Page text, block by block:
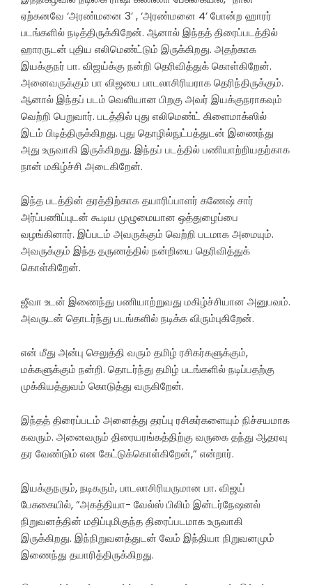
ஏற்கனவே ‘அரண்மனை 3’ , ‘அரண்மனை 4’ போன்ற ஹாரர்
படங்களில் நடித்திருக்கிறேன். ஆனால் இந்தத் திரைப்படத்தில்
ஹாரருடன் புதிய எலிமெண்ட்டும் இருக்கிறது. அதற்காக
இயக்குநர் பா. விஜய்க்கு நன்றி தெரிவித்துக் கொள்கிறேன்.
அனைவருக்கும் பா விஜயை பாடலாசிரியராக தெரிந்திருக்கும்.
ஆனால் இந்தப் படம் வெளியான பிறகு அவர் இயக்குநராகவும்
வெற்றி பெறுவார். படத்தில் புது எலிமெண்ட் கிளைமாக்ஸில்
இடம் பிடித்திருக்கிறது. புது தொழில்நுட்பத்துடன் இணைந்து
அது உருவாகி இருக்கிறது. இந்தப் படத்தில் பணியாற்றியதற்காக
நான் மகிழ்ச்சி அடைகிறேன்.
இந்த படத்தின் தரத்திற்காக தயாரிப்பாளர் கணேஷ் சார்
அர்ப்பணிப்புடன் கூடிய முழுமையான ஒத்துழைப்பை
வழங்கினார். இப்படம் அவருக்கும் வெற்றி படமாக அமையும்.
அவருக்கும் இந்த தருணத்தில் நன்றியை தெரிவித்துக்
கொள்கிறேன்.
ஜீவா உடன் இணைந்து பணியாற்றுவது மகிழ்ச்சியான அனுபவம்.
அவருடன் தொடர்ந்து படங்களில் நடிக்க விரும்புகிறேன்.
என் மீது அன்பு செலுத்தி வரும் தமிழ் ரசிகர்களுக்கும்,
மக்களுக்கும் நன்றி. தொடர்ந்து தமிழ் படங்களில் நடிப்பதற்கு
முக்கியத்துவம் கொடுத்து வருகிறேன்.
இந்தத் திரைப்படம் அனைத்து தரப்பு ரசிகர்களையும் நிச்சயமாக
கவரும். அனைவரும் திரையரங்கத்திற்கு வருகை தந்து ஆதரவு
தர வேண்டும் என கேட்டுக்கொள்கிறேன்,” என்றார்.
இயக்குநரும், நடிகரும், பாடலாசிரியருமான பா. விஜய்
பேசுகையில், ”அகத்தியா- வேல்ஸ் பிலிம் இன்டர்நேஷனல்
நிறுவனத்தின் மதிப்புமிகுந்த திரைப்படமாக உருவாகி
இருக்கிறது. இந்நிறுவனத்துடன் வேம் இந்தியா நிறுவனமும்
இணைந்து தயாரித்திருக்கிறது.